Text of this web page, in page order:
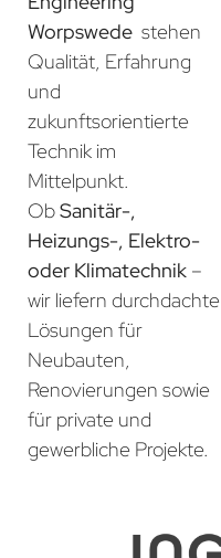
Worpswede stehen
Qualität, Erfahrung
und
zukunftsorientierte
Technik im
Mittelpunkt.
ObSanitär-,
Heizungs-, Elektro-
oder Klimatechnik –
wir liefern durchdachte
Lösungen für
Neubauten,
Renovierungen sowie
für private und
gewerbliche Projekte.